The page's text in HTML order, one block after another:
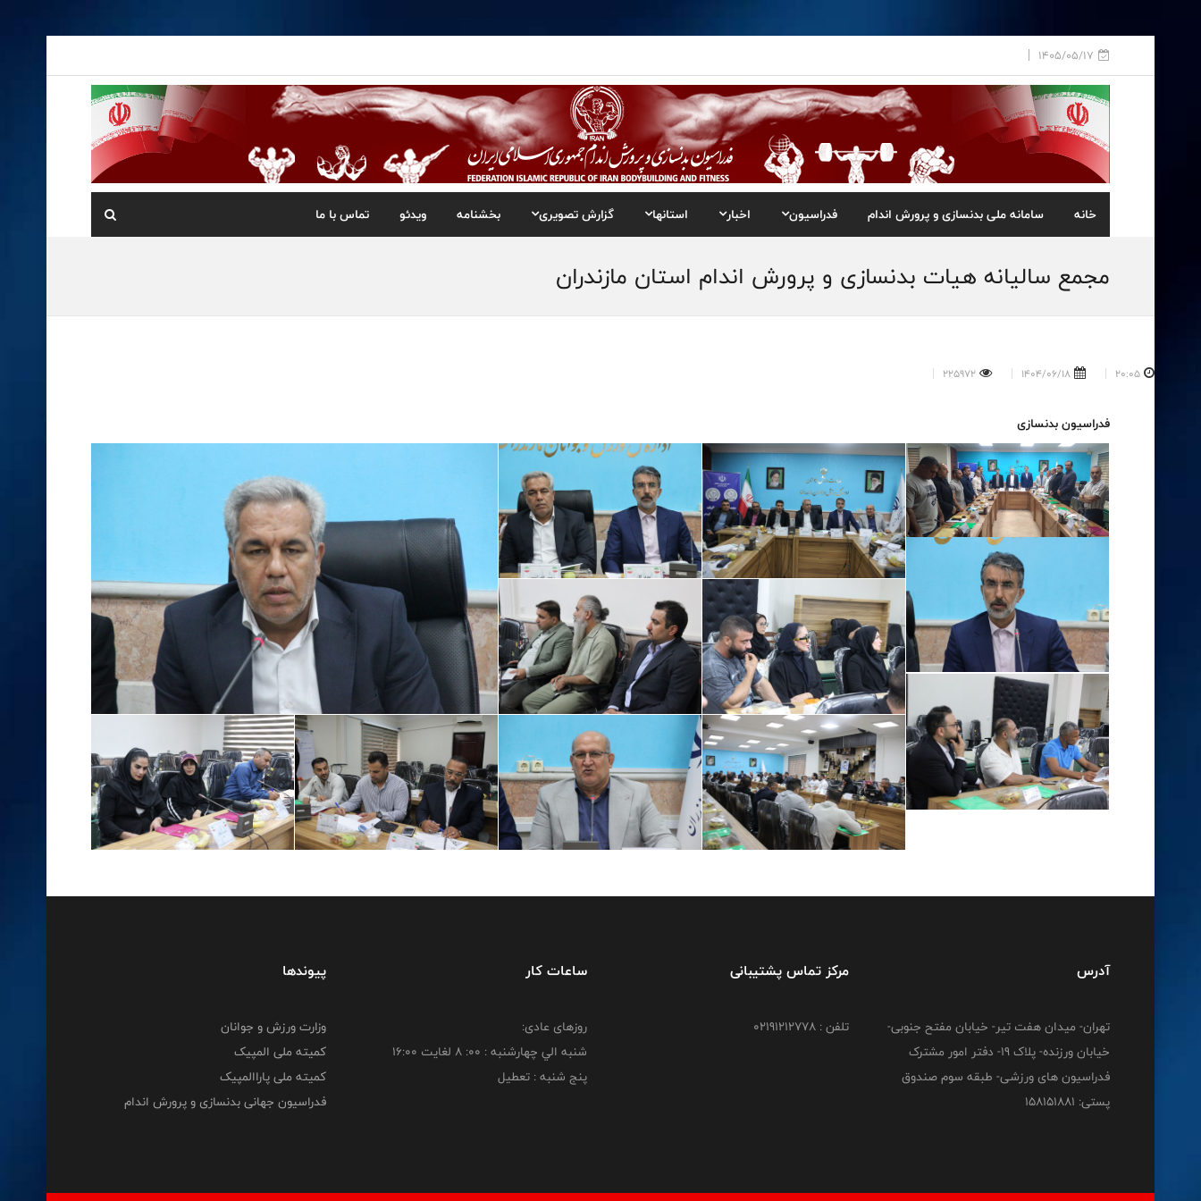
1405/05/17
خانه سامانه ملی بدنسازی و پرورش اندام فدراسیون اخبار استانها گزارش تصویری بخشنامه ویدئو تماس با ما
مجمع سالیانه هیات بدنسازی و پرورش اندام استان مازندران
20:05
1404/06/18
225972
فدراسیون بدنسازی
آدرس
تهران- میدان هفت تیر- خیابان مفتح جنوبی-
خیابان ورزنده- پلاک 19- دفتر امور مشترک
فدراسیون های ورزشی- طبقه سوم صندوق
پستی: 158151881
مرکز تماس پشتیبانی
تلفن : 02191212778
ساعات کار
روزهای عادی:
شنبه الي چهارشنبه : 00: 8 لغايت 16:00
پنج شنبه : تعطیل
پیوندها
وزارت ورزش و جوانان
کمیته ملی المپیک
کمیته ملی پاراالمپیک
فدراسیون جهانی بدنسازی و پرورش اندام